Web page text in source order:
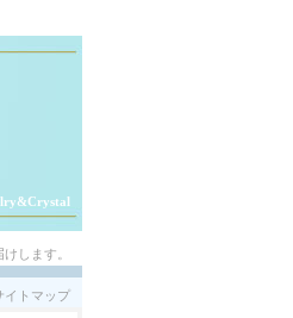
します。
イトマップ